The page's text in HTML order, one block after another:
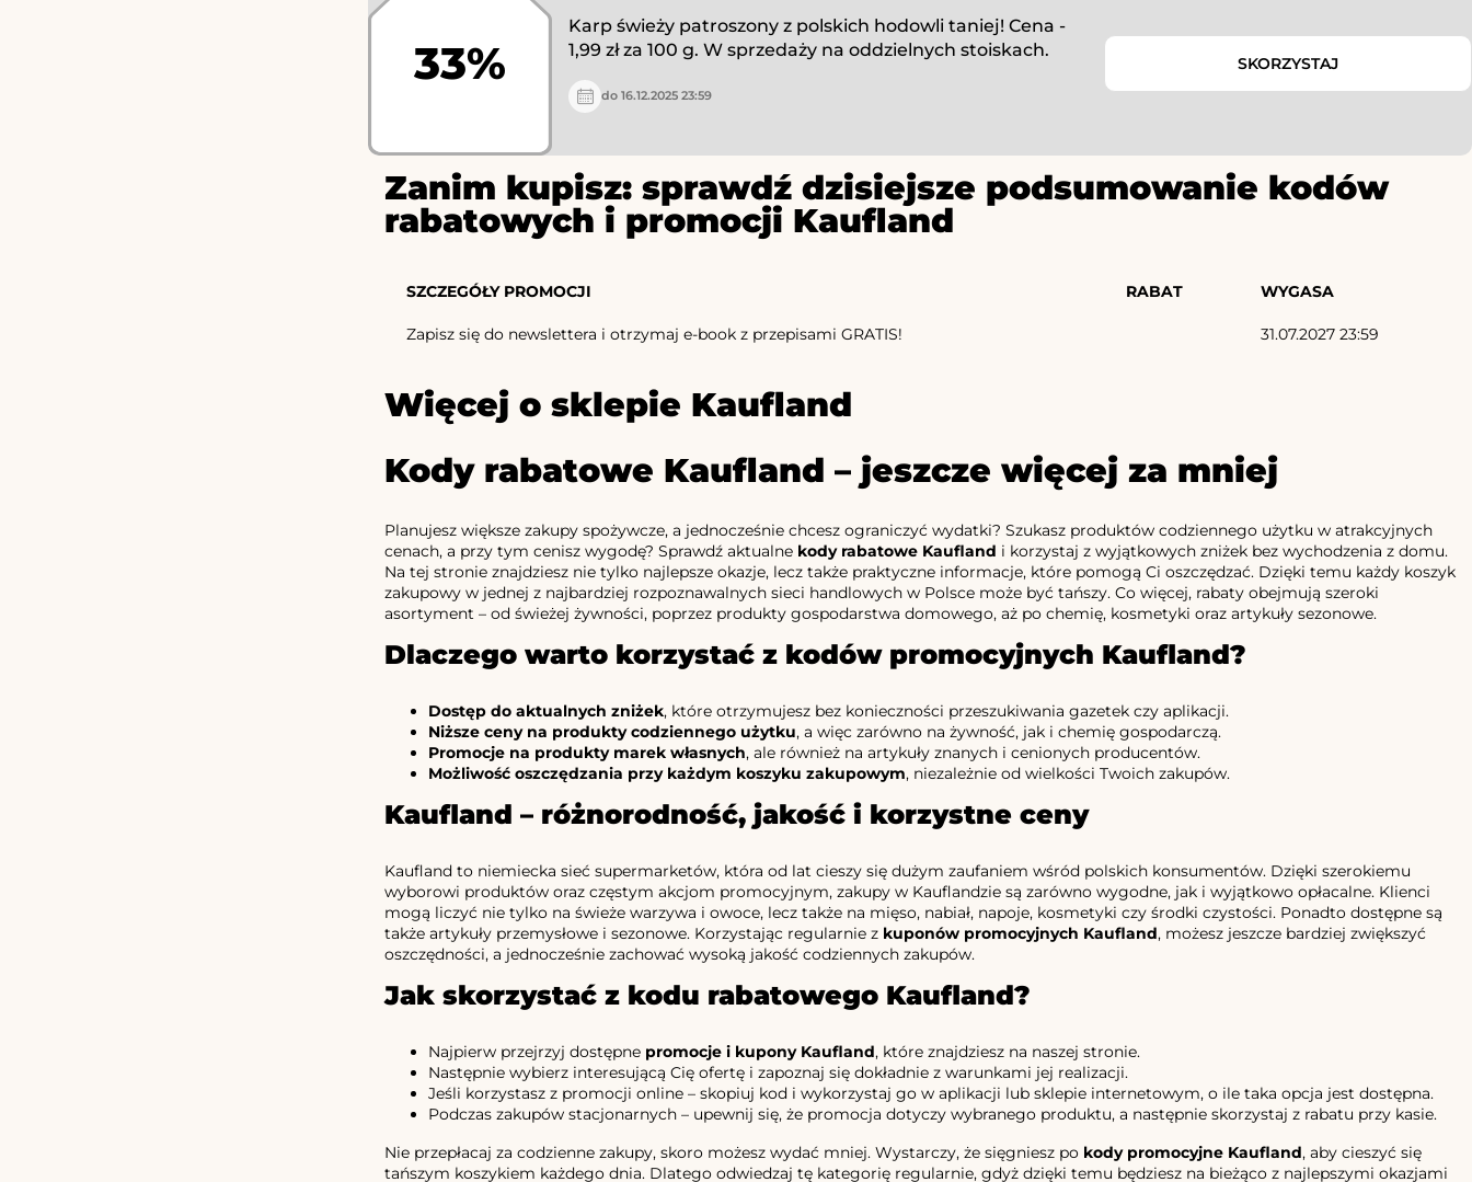
33%
Karp świeży patroszony z polskich hodowli taniej! Cena -
1,99 zł za 100 g. W sprzedaży na oddzielnych stoiskach.
do 16.12.2025 23:59
SKORZYSTAJ
Zanim kupisz: sprawdź dzisiejsze podsumowanie kodów
rabatowych i promocji Kaufland
SZCZEGÓŁY PROMOCJI RABAT WYGASA
Zapisz się do newslettera i otrzymaj e-book z przepisami GRATIS! 31.07.2027 23:59
Więcej o sklepie Kaufland
Kody rabatowe Kaufland – jeszcze więcej za mniej
Planujesz większe zakupy spożywcze, a jednocześnie chcesz ograniczyć wydatki? Szukasz produktów codziennego użytku w atrakcyjnych
cenach, a przy tym cenisz wygodę? Sprawdź aktualne kody rabatowe Kaufland i korzystaj z wyjątkowych zniżek bez wychodzenia z domu.
Na tej stronie znajdziesz nie tylko najlepsze okazje, lecz także praktyczne informacje, które pomogą Ci oszczędzać. Dzięki temu każdy koszyk
zakupowy w jednej z najbardziej rozpoznawalnych sieci handlowych w Polsce może być tańszy. Co więcej, rabaty obejmują szeroki
asortyment – od świeżej żywności, poprzez produkty gospodarstwa domowego, aż po chemię, kosmetyki oraz artykuły sezonowe.
Dlaczego warto korzystać z kodów promocyjnych Kaufland?
Dostęp do aktualnych zniżek, które otrzymujesz bez konieczności przeszukiwania gazetek czy aplikacji.
Niższe ceny na produkty codziennego użytku, a więc zarówno na żywność, jak i chemię gospodarczą.
Promocje na produkty marek własnych, ale również na artykuły znanych i cenionych producentów.
Możliwość oszczędzania przy każdym koszyku zakupowym, niezależnie od wielkości Twoich zakupów.
Kaufland – różnorodność, jakość i korzystne ceny
Kaufland to niemiecka sieć supermarketów, która od lat cieszy się dużym zaufaniem wśród polskich konsumentów. Dzięki szerokiemu
wyborowi produktów oraz częstym akcjom promocyjnym, zakupy w Kauflandzie są zarówno wygodne, jak i wyjątkowo opłacalne. Klienci
mogą liczyć nie tylko na świeże warzywa i owoce, lecz także na mięso, nabiał, napoje, kosmetyki czy środki czystości. Ponadto dostępne są
także artykuły przemysłowe i sezonowe. Korzystając regularnie z kuponów promocyjnych Kaufland, możesz jeszcze bardziej zwiększyć
oszczędności, a jednocześnie zachować wysoką jakość codziennych zakupów.
Jak skorzystać z kodu rabatowego Kaufland?
Najpierw przejrzyj dostępne promocje i kupony Kaufland, które znajdziesz na naszej stronie.
Następnie wybierz interesującą Cię ofertę i zapoznaj się dokładnie z warunkami jej realizacji.
Jeśli korzystasz z promocji online – skopiuj kod i wykorzystaj go w aplikacji lub sklepie internetowym, o ile taka opcja jest dostępna.
Podczas zakupów stacjonarnych – upewnij się, że promocja dotyczy wybranego produktu, a następnie skorzystaj z rabatu przy kasie.
Nie przepłacaj za codzienne zakupy, skoro możesz wydać mniej. Wystarczy, że sięgniesz po kody promocyjne Kaufland, aby cieszyć się
tańszym koszykiem każdego dnia. Dlatego odwiedzaj tę kategorię regularnie, gdyż dzięki temu będziesz na bieżąco z najlepszymi okazjami